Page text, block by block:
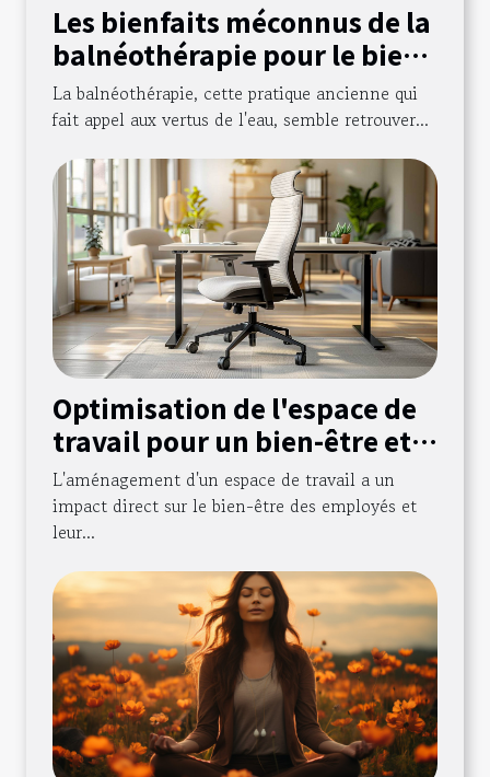
Les bienfaits méconnus de la
balnéothérapie pour le bien-
être
La balnéothérapie, cette pratique ancienne qui
fait appel aux vertus de l'eau, semble retrouver...
Optimisation de l'espace de
travail pour un bien-être et
une productivité accrue
L'aménagement d'un espace de travail a un
impact direct sur le bien-être des employés et
leur...